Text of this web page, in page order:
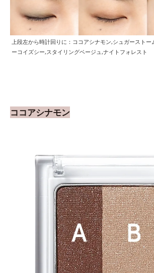
上段左から時計回りに：ココアシナモン,シュガーストー
ーコイズシー,スタイリングベージュ,ナイトフォレスト
ココアシナモン